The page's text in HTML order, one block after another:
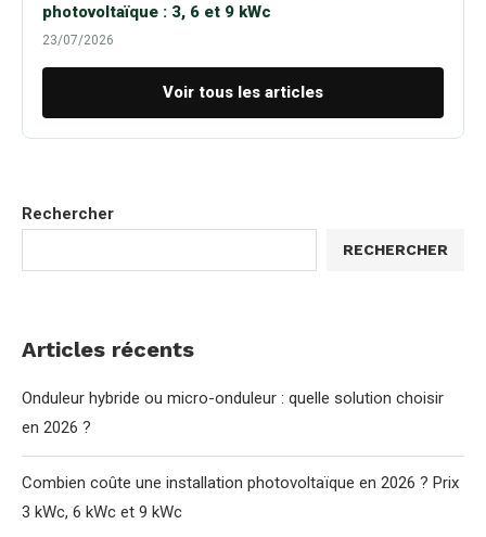
photovoltaïque : 3, 6 et 9 kWc
23/07/2026
Voir tous les articles
Rechercher
RECHERCHER
Articles récents
Onduleur hybride ou micro-onduleur : quelle solution choisir
en 2026 ?
Combien coûte une installation photovoltaïque en 2026 ? Prix
3 kWc, 6 kWc et 9 kWc